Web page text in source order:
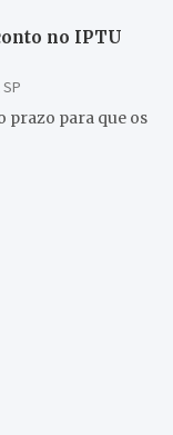
no IPTU
prazo para que os